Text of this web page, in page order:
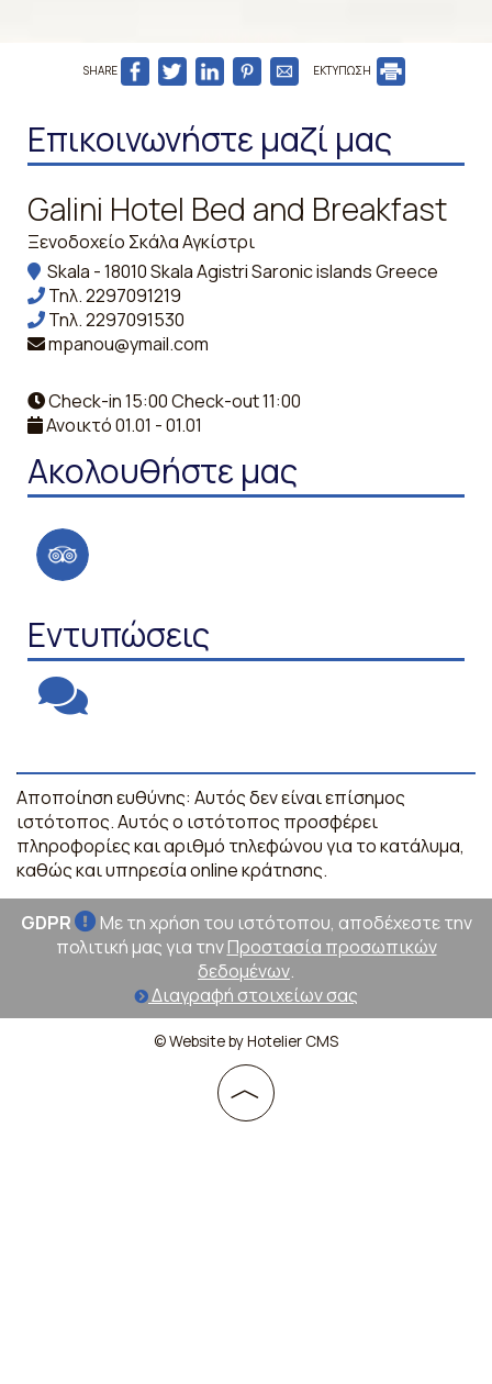
SHARE ΕΚΤΥΠΩΣΗ
Επικοινωνήστε μαζί μας
Galini Hotel Bed and Breakfast
Ξενοδοχείο Σκάλα Αγκίστρι
Skala - 18010 Skala Agistri Saronic islands Greece
Τηλ.2297091219
Τηλ.2297091530
mpanou@ymail.com
Check-in 15:00 Check-out 11:00
Ανοικτό 01.01 - 01.01
Ακολουθήστε μας
Εντυπώσεις
Αποποίηση ευθύνης: Αυτός δεν είναι επίσημος
ιστότοπος. Αυτός ο ιστότοπος προσφέρει
πληροφορίες και αριθμό τηλεφώνου για το κατάλυμα,
καθώς και υπηρεσία online κράτησης.
GDPR
Με τη χρήση του ιστότοπου, αποδέχεστε την
πολιτική μας για τηνΠροστασία προσωπικών
δεδομένων.
Διαγραφή στοιχείων σας
© Website by Hotelier CMS
︿